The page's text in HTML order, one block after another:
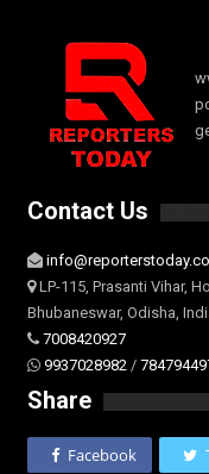
Contact Us
LP-115, Prasanti Vihar,
Bhubaneswar, Odisha,
7008420927
9937028982 /
Share
Facebook